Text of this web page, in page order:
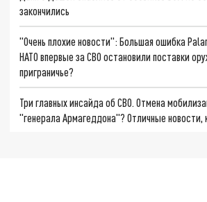
закончились
"Очень плохие новости": Большая ошибка
НАТО впервые за СВО остановили поставки
приграничье?
Три главных инсайда об СВО. Отмена
"генерала Армагеддона"? Отличные